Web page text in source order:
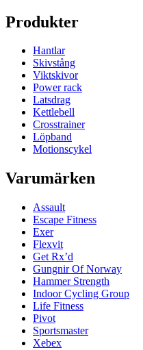
Produkter
Hantlar
Skivstång
Viktskivor
Power rack
Latsdrag
Kettlebell
Crosstrainer
Löpband
Motionscykel
Varumärken
Assault
Escape Fitness
Exer
Flexvit
Get Rx’d
Gungnir Of Norway
Hammer Strength
Indoor Cycling Group
Life Fitness
Pivot
Sportsmaster
Xebex